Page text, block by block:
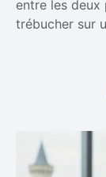
entre les deux
trébucher sur